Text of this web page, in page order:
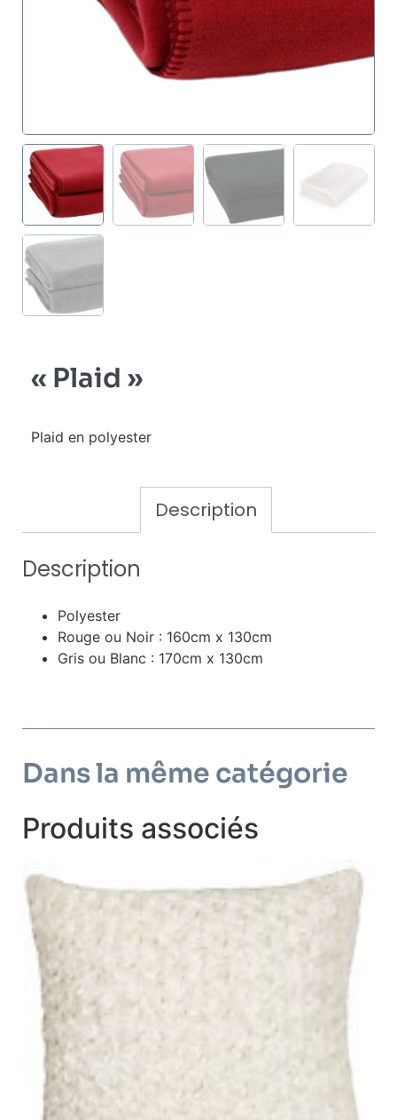
« Plaid »
Plaid en polyester
Description
Description
Polyester
Rouge ou Noir : 160cm x 130cm
Gris ou Blanc : 170cm x 130cm
Dans la même catégorie
Produits associés